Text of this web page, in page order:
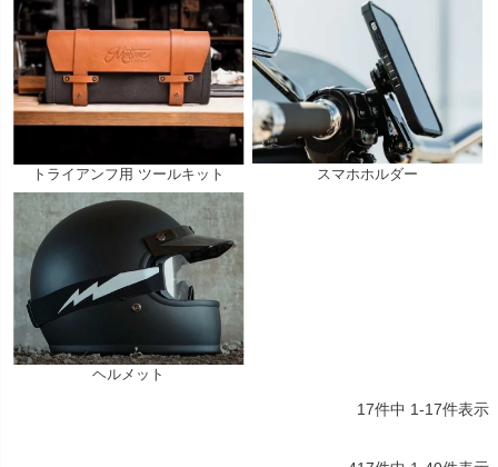
トライアンフ用 ツールキット スマホホルダー
ヘルメット
17件中 1-17件表示